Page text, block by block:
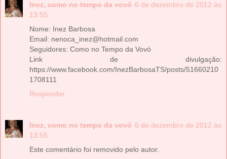
Inez, como no tempo da vovó 6 de dezembro de 2012 às
13:55
Nome: Inez Barbosa
Email: nenoca_inez@hotmail.com
Seguidores: Como no Tempo da Vovó
Link de divulgação:
https://www.facebook.com/InezBarbosaTS/posts/51660210
1708111
Responder
Inez, como no tempo da vovó 6 de dezembro de 2012 às
13:55
Este comentário foi removido pelo autor.